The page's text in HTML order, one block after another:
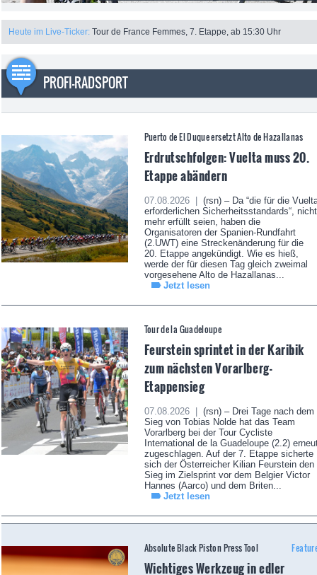
Heute im Live-Ticker: Tour de France Femmes, 7. Etappe, ab 15:30 Uhr
PROFI-RADSPORT
Puerto de El Duque ersetzt Alto de Hazallanas
Erdrutschfolgen: Vuelta muss 20.
Etappe abändern
07.08.2026 |
(rsn) – Da “die für die
erforderlichen Sicherheitsstandards“, nicht
mehr erfüllt seien, haben die
Organisatoren der Spanien-Rundfahrt
(2.UWT) eine Streckenänderung für die
20. Etappe angekündigt. Wie es hieß,
werde der für diesen Tag gleich zweimal
vorgesehene Alto de Hazallanas...
Jetzt lesen
Tour de la Guadeloupe
Feurstein sprintet in der Karibik
zum nächsten Vorarlberg-
Etappensieg
07.08.2026 |
(rsn) – Drei Tage nach dem
Sieg von Tobias Nolde hat das Team
Vorarlberg bei der Tour Cycliste
International de la Guadeloupe (2.2)
zugeschlagen. Auf der 7. Etappe sicherte
sich der Österreicher Kilian Feurstein den
Sieg im Zielsprint vor dem Belgier Victor
Hannes (Aarco) und dem Briten...
Jetzt lesen
Absolute Black Piston Press Tool
Wichtiges Werkzeug in edler